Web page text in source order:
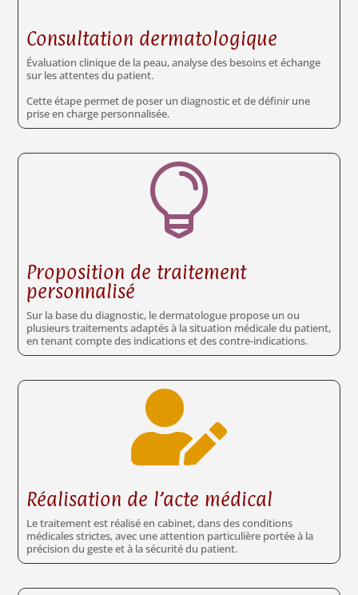
Consultation dermatologique
Évaluation clinique de la peau, analyse des besoins et échange
sur les attentes du patient.
Cette étape permet de poser un diagnostic et de définir une
prise en charge personnalisée.

Proposition de traitement
personnalisé
Sur la base du diagnostic, le dermatologue propose un ou
plusieurs traitements adaptés à la situation médicale du patient,
en tenant compte des indications et des contre-indications.

Réalisation de l’acte médical
Le traitement est réalisé en cabinet, dans des conditions
médicales strictes, avec une attention particulière portée à la
précision du geste et à la sécurité du patient.